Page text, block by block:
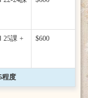
25課 +
$600
程度